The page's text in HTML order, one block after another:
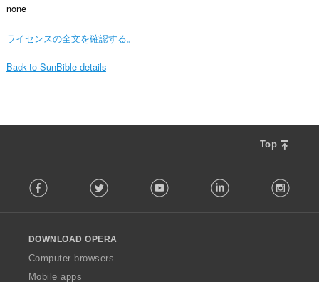
none
ライセンスの全文を確認する。
Back to SunBible details
Top
o
w
O
p
Facebook Twitter Youtube LinkedIn
DOWNLOAD OPERA
Computer browsers
Mobile apps